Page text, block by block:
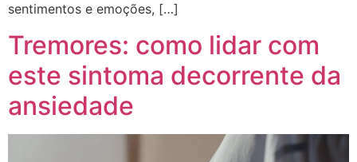
sentimentos e emoções, […]
Tremores: como lidar com
este sintoma decorrente da
ansiedade